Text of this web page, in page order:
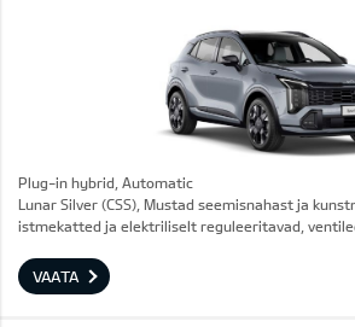
Plug-in hybrid, Automatic
Lunar Silver (CSS), Mustad seemisnahast ja
istmekatted ja elektriliselt reguleeritavad,
VAATA